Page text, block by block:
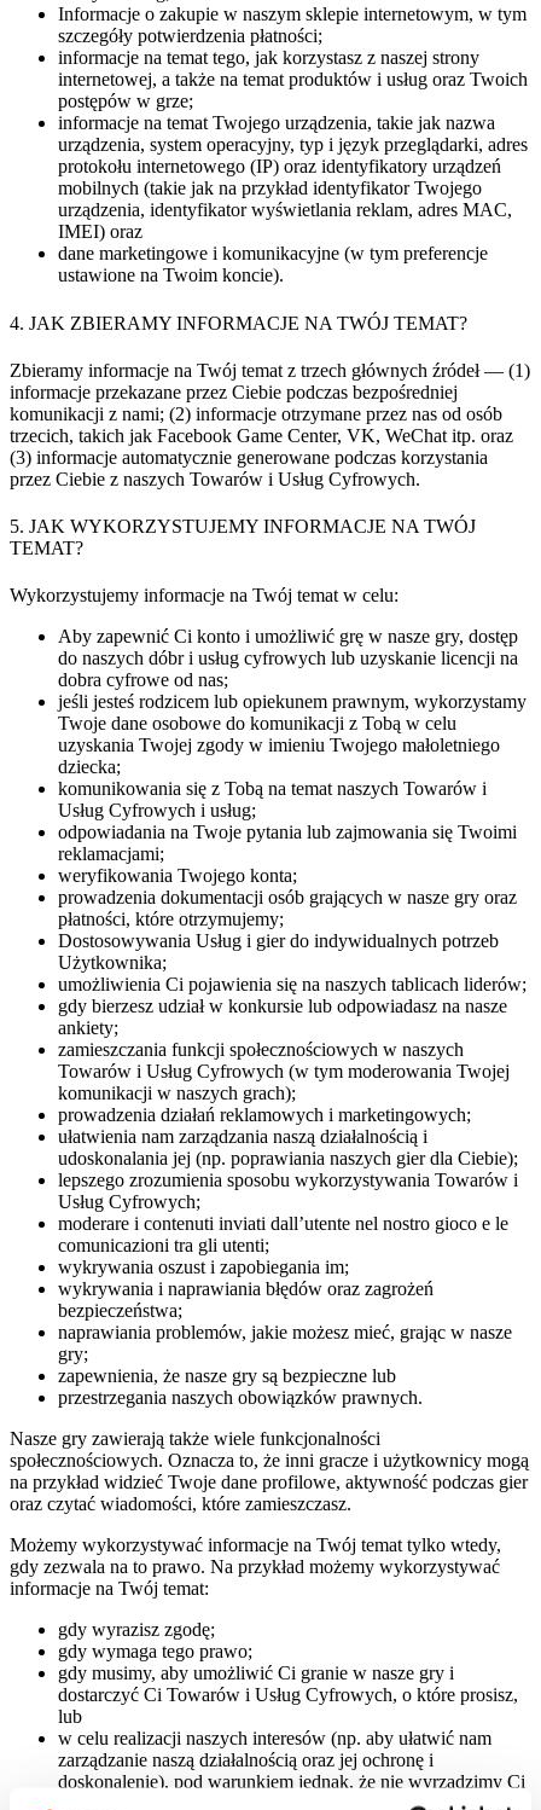
Informacje o zakupie w naszym sklepie internetowym, w tym
szczegóły potwierdzenia płatności;
informacje na temat tego, jak korzystasz z naszej strony
internetowej, a także na temat produktów i usług oraz Twoich
postępów w grze;
informacje na temat Twojego urządzenia, takie jak nazwa
urządzenia, system operacyjny, typ i język przeglądarki, adres
protokołu internetowego (IP) oraz identyfikatory urządzeń
mobilnych (takie jak na przykład identyfikator Twojego
urządzenia, identyfikator wyświetlania reklam, adres MAC,
IMEI) oraz
dane marketingowe i komunikacyjne (w tym preferencje
ustawione na Twoim koncie).
4. JAK ZBIERAMY INFORMACJE NA TWÓJ TEMAT?
Zbieramy informacje na Twój temat z trzech głównych źródeł — (1)
informacje przekazane przez Ciebie podczas bezpośredniej
komunikacji z nami; (2) informacje otrzymane przez nas od osób
trzecich, takich jak Facebook Game Center, VK, WeChat itp. oraz
(3) informacje automatycznie generowane podczas korzystania
przez Ciebie z naszych Towarów i Usług Cyfrowych.
5. JAK WYKORZYSTUJEMY INFORMACJE NA TWÓJ
TEMAT?
Wykorzystujemy informacje na Twój temat w celu:
Aby zapewnić Ci konto i umożliwić grę w nasze gry, dostęp
do naszych dóbr i usług cyfrowych lub uzyskanie licencji na
dobra cyfrowe od nas;
jeśli jesteś rodzicem lub opiekunem prawnym, wykorzystamy
Twoje dane osobowe do komunikacji z Tobą w celu
uzyskania Twojej zgody w imieniu Twojego małoletniego
dziecka;
komunikowania się z Tobą na temat naszych Towarów i
Usług Cyfrowych i usług;
odpowiadania na Twoje pytania lub zajmowania się Twoimi
reklamacjami;
weryfikowania Twojego konta;
prowadzenia dokumentacji osób grających w nasze gry oraz
płatności, które otrzymujemy;
Dostosowywania Usług i gier do indywidualnych potrzeb
Użytkownika;
umożliwienia Ci pojawienia się na naszych tablicach liderów;
gdy bierzesz udział w konkursie lub odpowiadasz na nasze
ankiety;
zamieszczania funkcji społecznościowych w naszych
Towarów i Usług Cyfrowych (w tym moderowania Twojej
komunikacji w naszych grach);
prowadzenia działań reklamowych i marketingowych;
ułatwienia nam zarządzania naszą działalnością i
udoskonalania jej (np. poprawiania naszych gier dla Ciebie);
lepszego zrozumienia sposobu wykorzystywania Towarów i
Usług Cyfrowych;
moderare i contenuti inviati dall’utente nel nostro gioco e le
comunicazioni tra gli utenti;
wykrywania oszust i zapobiegania im;
wykrywania i naprawiania błędów oraz zagrożeń
bezpieczeństwa;
naprawiania problemów, jakie możesz mieć, grając w nasze
gry;
zapewnienia, że nasze gry są bezpieczne lub
przestrzegania naszych obowiązków prawnych.
Nasze gry zawierają także wiele funkcjonalności
społecznościowych. Oznacza to, że inni gracze i użytkownicy mogą
na przykład widzieć Twoje dane profilowe, aktywność podczas gier
oraz czytać wiadomości, które zamieszczasz.
Możemy wykorzystywać informacje na Twój temat tylko wtedy,
gdy zezwala na to prawo. Na przykład możemy wykorzystywać
informacje na Twój temat:
gdy wyrazisz zgodę;
gdy wymaga tego prawo;
gdy musimy, aby umożliwić Ci granie w nasze gry i
dostarczyć Ci Towarów i Usług Cyfrowych, o które prosisz,
lub
w celu realizacji naszych interesów (np. aby ułatwić nam
zarządzanie naszą działalnością oraz jej ochronę i
doskonalenie), pod warunkiem jednak, że nie wyrządzimy Ci